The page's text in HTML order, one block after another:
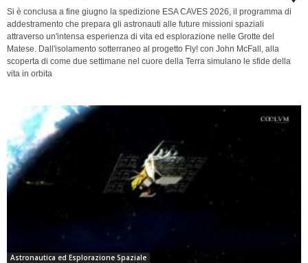
Si è conclusa a fine giugno la spedizione ESA CAVES 2026, il programma di
addestramento che prepara gli astronauti alle future missioni spaziali
attraverso un'intensa esperienza di vita ed esplorazione nelle Grotte del
Matese. Dall'isolamento sotterraneo al progetto Fly! con John McFall, alla
scoperta di come due settimane nel cuore della Terra simulano le sfide della
vita in orbita
Astronautica ed Esplorazione Spaziale